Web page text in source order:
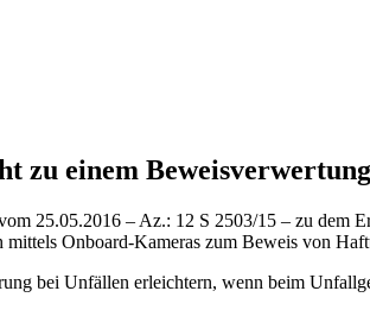
zu einem
25.05.2016 – Az.: 12 S 2503/15 – zu dem
Onboard-Kameras zum Beweis von
bei Unfällen erleichtern, wenn beim